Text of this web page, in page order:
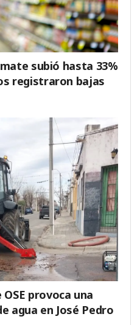
subió hasta 33%
registraron bajas
provoca una
agua en José Pedro